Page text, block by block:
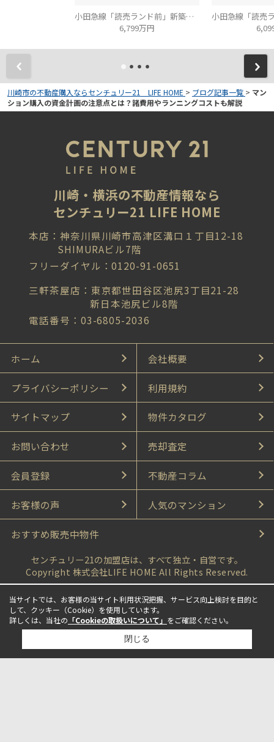
小田急線「読売ランド前」新築分譲
6,799万円
川崎市の不動産購入ならセンチュリー21 LIFE HOME > ブログ記事一覧 > マン
ション購入の資金計画の注意点とは？諸費用やランニングコストも解説
川崎・横浜の不動産情報なら
センチュリー21 LIFE HOME
本店：神奈川県川崎市高津区溝口１丁目12-18
SHIMURAビル7階
フリーダイヤル：0120-91-0651
三軒茶屋店：東京都世田谷区池尻3丁目21-28
新日本池尻ビル8階
電話番号：03-6805-2036
ホーム 会社概要
プライバシーポリシー 利用規約
サイトマップ 物件カタログ
お問い合わせ 売却査定
会員登録 不動産コラム
お客様の声 人気のマンション
おすすめ販売中物件
センチュリー21の加盟店は、すべて独立・自営です。
Copyright 株式会社LIFE HOME All Rights Reserved.
当サイトでは、お客様の当サイト利用状況把握、サービス向上検討を目的と
して、クッキー（Cookie）を使用しています。
詳しくは、当社の 「Cookieの取扱いについて」 をご確認ください。
閉じる